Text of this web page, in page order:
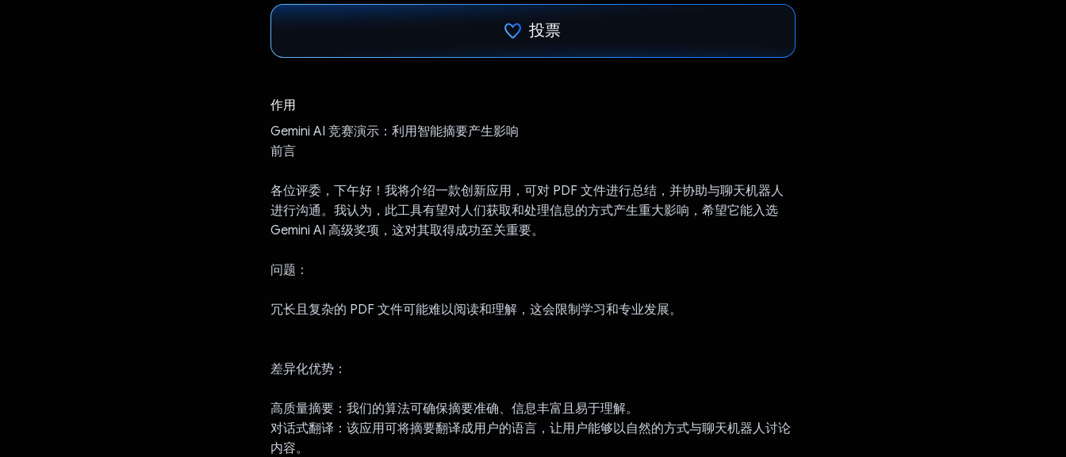
投票
作用
Gemini AI 竞赛演示：利用智能摘要产生影响
前言
各位评委，下午好！我将介绍一款创新应用，可对 PDF 文件进行总结，并协助与聊天机器人
进行沟通。我认为，此工具有望对人们获取和处理信息的方式产生重大影响，希望它能入选
Gemini AI 高级奖项，这对其取得成功至关重要。
问题：
冗长且复杂的 PDF 文件可能难以阅读和理解，这会限制学习和专业发展。
差异化优势：
高质量摘要：我们的算法可确保摘要准确、信息丰富且易于理解。
对话式翻译：该应用可将摘要翻译成用户的语言，让用户能够以自然的方式与聊天机器人讨论
内容。